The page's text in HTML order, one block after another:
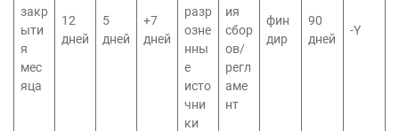
закр
ыти
я
мес
яца
12
дней
5
дней
+7
дней
разр
озне
нны
е
исто
чни
ки
ия
сбор
ов/
регл
аме
нт
фин
дир
90
дней
-Y